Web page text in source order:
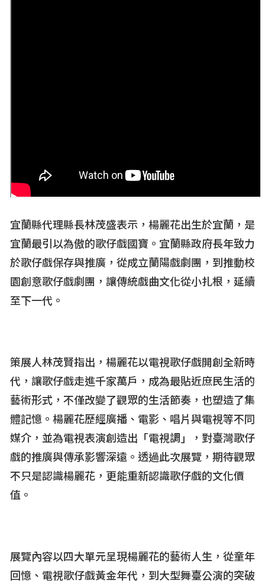
宜蘭縣代理縣長林茂盛表示，楊麗花出生於宜蘭，是
宜蘭最引以為傲的歌仔戲國寶。宜蘭縣政府長年致力
於歌仔戲保存與推廣，從成立蘭陽戲劇團，到推動校
園創意歌仔戲劇團，讓傳統戲曲文化從小扎根，延續
至下一代。
策展人林茂賢指出，楊麗花以電視歌仔戲開創全新時
代，讓歌仔戲走進千家萬戶，成為最貼近庶民生活的
藝術形式，不僅改變了觀眾的生活節奏，也塑造了集
體記憶。楊麗花歷經廣播、電影、唱片與電視等不同
媒介，並為電視表演創造出「電視調」，對臺灣歌仔
戲的推廣與傳承影響深遠。透過此次展覽，期待觀眾
不只是認識楊麗花，更能重新認識歌仔戲的文化價
值。
展覽內容以四大單元呈現楊麗花的藝術人生，從童年
回憶、電視歌仔戲黃金年代，到大型舞臺公演的突破